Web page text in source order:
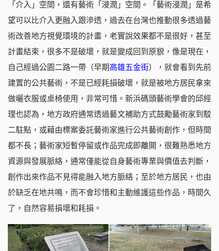
「介入」空間，還有藝術「浸潤」空間。「藝術浸潤」是希
望可以比介入更融入跟滲透，過去在台灣也推動很多透過藝
術改善地方視覺環境的計畫，老實說效果都不是很好，甚至
計畫結束，很多不是破壞，就是變成回到原貌，像是現在，
自己經過公園二路一帶（早期高雄五金街），就會看到先前
建置的公共藝術，不是已經耗損破壞，就是被地方居民拿來
做曬衣服或桌椅使用，非常可惜。新浜碼頭藝術學會的邱經
理也認為，地方政府通常透過藝文補助方式鼓勵藝術家到駁
二駐點，或藉由標案委託藝術家進行公共藝術創作，但時間
都不長；藝術家短暫停留或作品完成即離開，很難熟悉地方
資源與發展脈絡，通常僅能從自身藝術專業與價值去判斷，
創作出來作品不見得能融入地方脈絡；至於地方居民，也由
於缺乏在地共鳴，而不會珍惜和主動維護這些作品，時間久
了，自然容易損壞和耗損。